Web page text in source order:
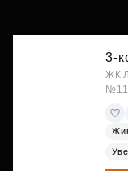
3-
ЖК